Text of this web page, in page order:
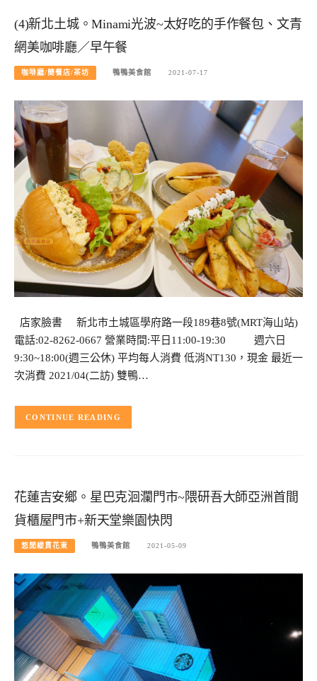
(4)新北土城。Minami光波~太好吃的手作餐包、文青
網美咖啡廳／早午餐
咖啡廳/簡餐店/茶坊 鴨鴨美食館 2021-07-17
店家臉書 新北市土城區學府路一段189巷8號(MRT海山站)
電話:02-8262-0667 營業時間:平日11:00-19:30 週六日
9:30~18:00(週三公休) 平均每人消費 低消NT130，現金 最近一
次消費 2021/04(二訪) 雙鴨…
CONTINUE READING
花蓮吉安鄉。星巴克洄瀾門市~隈研吾大師亞洲首間
貨櫃屋門市+新天堂樂園快閃
悠閒縱貫花東 鴨鴨美食館 2021-05-09